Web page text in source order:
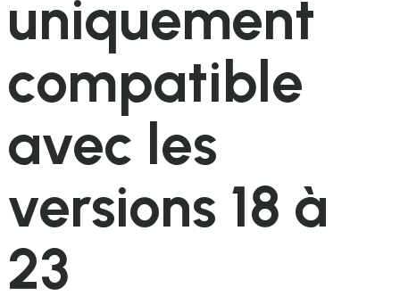
uniquement
compatible
avec les
versions 18 à
23